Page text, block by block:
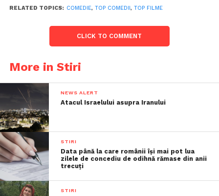
RELATED TOPICS: COMEDIE, TOP COMEDII, TOP FILME
CLICK TO COMMENT
More in Stiri
NEWS ALERT
Atacul Israelului asupra Iranului
STIRI
Data până la care românii îşi mai pot lua
zilele de concediu de odihnă rămase din anii
trecuţi
STIRI